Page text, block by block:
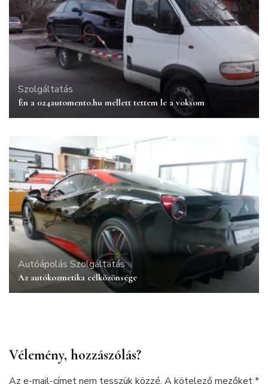
Szolgáltatás
Én a 024automento.hu mellett tettem le a voksom
Autóápolás Szolgáltatás
Az autókozmetika célközönsége
Vélemény, hozzászólás?
Az e-mail-címet nem tesszük közzé. A kötelező mezőket*